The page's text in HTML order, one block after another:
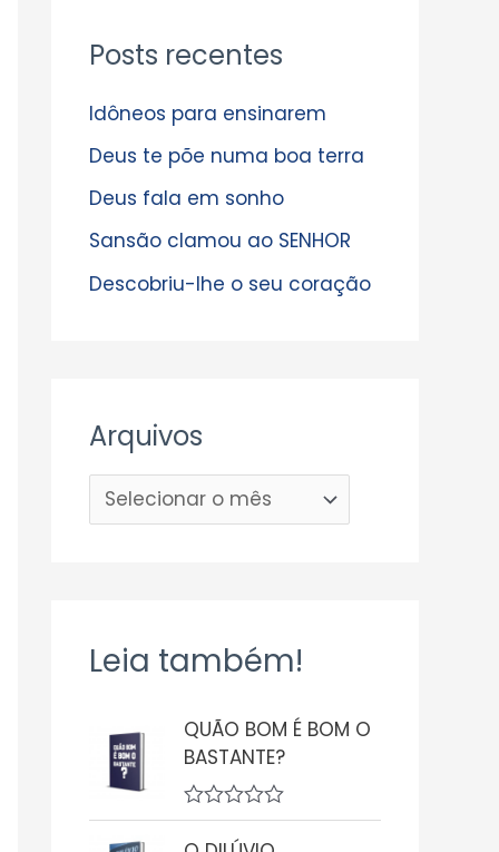
Posts recentes
Idôneos para ensinarem
Deus te põe numa boa terra
Deus fala em sonho
Sansão clamou ao SENHOR
Descobriu-lhe o seu coração
Arquivos
Leia também!
QUÃO BOM É BOM O
BASTANTE?
A
v